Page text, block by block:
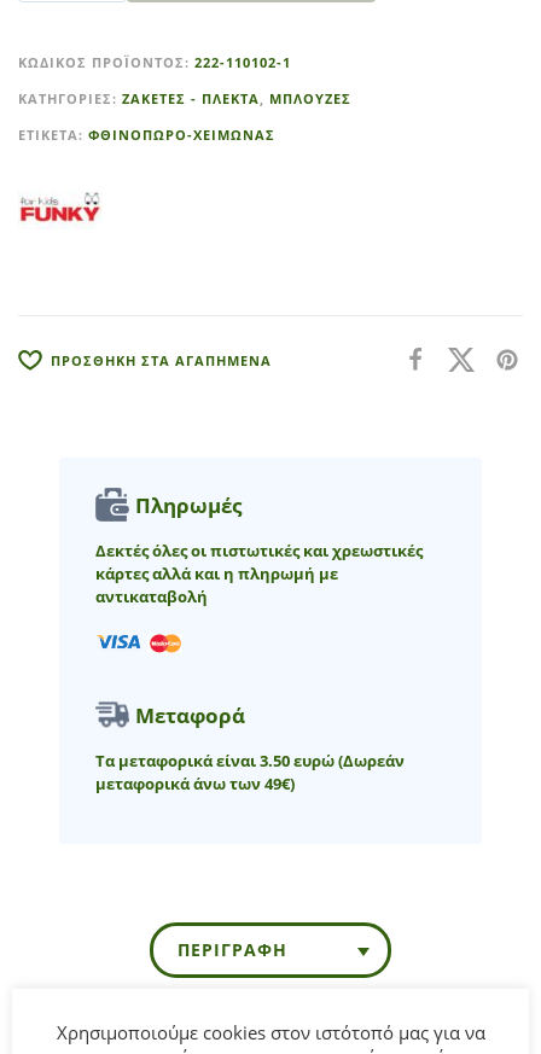
t
e
r
t
ΚΩΔΙΚΌΣ ΠΡΟΪΌΝΤΟΣ: 222-110102-1
ΚΑΤΗΓΟΡΊΕΣ: ΖΑΚΕΤΕΣ - ΠΛΕΚΤΑ
ΜΠΛΟΥΖΕΣ
ΕΤΙΚΈΤΑ: ΦΘΙΝΟΠΩΡΟ-ΧΕΙΜΩΝΑΣ
ΠΡΟΣΘΗΚΗ ΣΤΑ ΑΓΑΠΗΜΕΝΑ
Πληρωμές
Δεκτές όλες οι πιστωτικές και χρεωστικές
κάρτες αλλά και η πληρωμή με
αντικαταβολή
Μεταφορά
Τα μεταφορικά είναι 3.50 ευρώ(Δωρεάν
μεταφορικά άνω των 49€)
ΠΕΡΙΓΡΑΦΉ
Παιδική πλεκτή μπλούζα καρό for Funky kids για αγόρι από
Χρησιμοποιούμε cookies στον ιστότοπό μας για να